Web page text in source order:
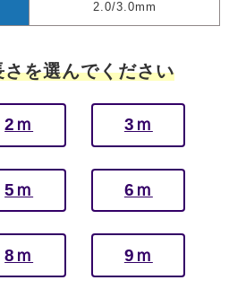
2.0/3.0mm
を選んでください
2ｍ 3ｍ
5ｍ 6ｍ
8ｍ 9ｍ